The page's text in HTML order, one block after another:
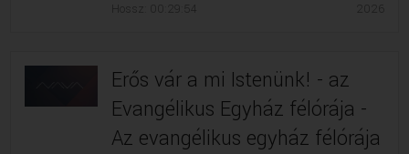
Hossz: 00:29:54
Erős vár a mi Istenünk! - az
Evangélikus Egyház félórája -
Az evangélikus egyház félórája